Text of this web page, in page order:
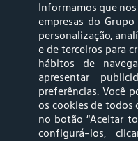
Mapa web
Informamos que
empresas do
personalização,
e de terceiros para
hábitos de
apresentar
preferências. Você
os cookies de todos
no botão “Aceitar
configurá-los,